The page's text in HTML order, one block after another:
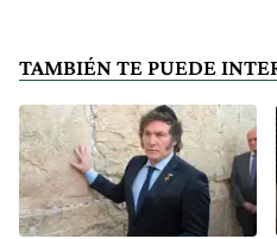
TAMBIÉN TE PUEDE